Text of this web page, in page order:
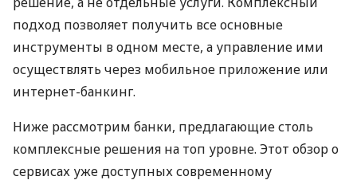
подход позволяет получить все основные
инструменты в одном месте, а управление ими
осуществлять через мобильное приложение или
интернет-банкинг.
Ниже рассмотрим банки, предлагающие столь
комплексные решения на топ уровне. Этот обзор о
сервисах уже доступных современному